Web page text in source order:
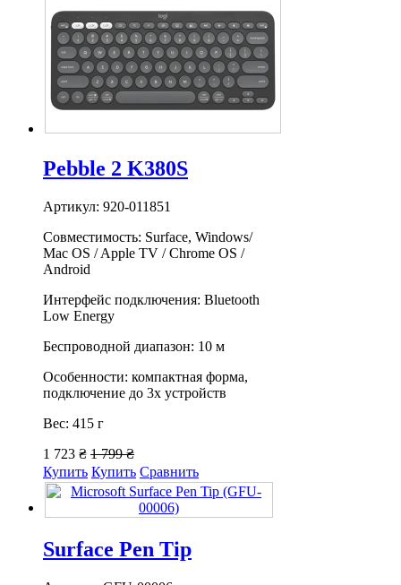
Pebble 2 K380S
Артикул: 920-011851
Совместимость: Surface, Windows/
Mac OS / Apple TV / Chrome OS /
Android
Интерфейс подключения: Bluetooth
Low Energy
Беспроводной диапазон: 10 м
Особенности: компактная форма,
подключение до 3х устройств
Вес: 415 г
1 723 ₴ 1 799 ₴
Купить Купить Сравнить
Surface Pen Tip